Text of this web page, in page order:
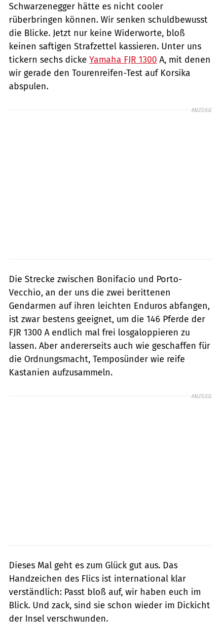
Schwarzenegger hätte es nicht cooler
rüberbringen können. Wir senken schuldbewusst
die Blicke. Jetzt nur keine Widerworte, bloß
keinen saftigen Strafzettel kassieren. Unter uns
tickern sechs dicke Yamaha FJR 1300 A, mit denen
wir gerade den Tourenreifen-Test auf Korsika
abspulen.
ANZEIGE
Die Strecke zwischen Bonifacio und Porto-
Vecchio, an der uns die zwei berittenen
Gendarmen auf ihren leichten Enduros abfangen,
ist zwar bestens geeignet, um die 146 Pferde der
FJR 1300 A endlich mal frei losgaloppieren zu
lassen. Aber andererseits auch wie geschaffen für
die Ordnungsmacht, Temposünder wie reife
Kastanien aufzusammeln.
ANZEIGE
Dieses Mal geht es zum Glück gut aus. Das
Handzeichen des Flics ist international klar
verständlich: Passt bloß auf, wir haben euch im
Blick. Und zack, sind sie schon wieder im Dickicht
der Insel verschwunden.